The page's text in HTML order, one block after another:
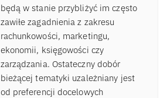
będą w stanie przybliżyć im często
zawiłe zagadnienia z zakresu
rachunkowości, marketingu,
ekonomii, księgowości czy
zarządzania. Ostateczny dobór
bieżącej tematyki uzależniany jest
od preferencji docelowych